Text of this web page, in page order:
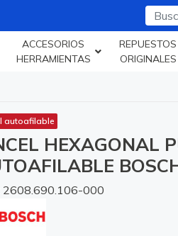
ACCESORIOS
HERRAMIENTAS
REPUESTOS
ORIGINALES
autoafilable
HEXAGONAL
2608.690.106-000